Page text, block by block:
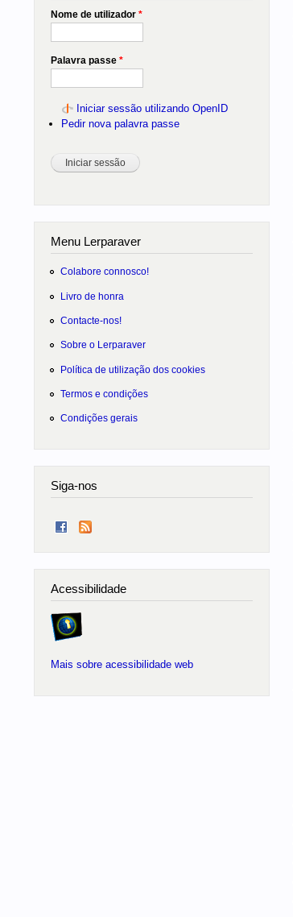
Nome de utilizador *
Palavra passe *
Iniciar sessão utilizando OpenID
Pedir nova palavra passe
Menu Lerparaver
Colabore connosco!
Livro de honra
Contacte-nos!
Sobre o Lerparaver
Política de utilização dos cookies
Termos e condições
Condições gerais
Siga-nos
Acessibilidade
Mais sobre acessibilidade web